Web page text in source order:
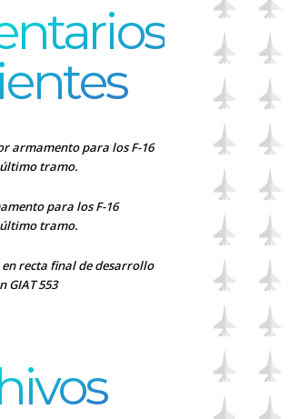
armamento para los F-16
tramo.
para los F-16
tramo.
en recta final de desarrollo
GIAT 553